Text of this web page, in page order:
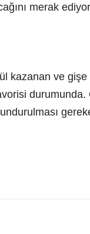
merak
kazanan ve gişe
durumunda.